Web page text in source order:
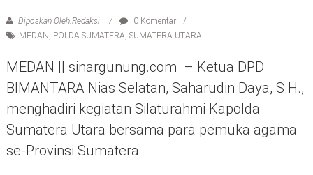
Diposkan Oleh:Redaksi
0 Komentar
MEDAN POLDA SUMATERA SUMATERA UTARA
MEDAN || sinargunung.com – Ketua DPD
BIMANTARA Nias Selatan, Saharudin Daya, S.H.,
menghadiri kegiatan Silaturahmi Kapolda
Sumatera Utara bersama para pemuka agama
se-Provinsi Sumatera